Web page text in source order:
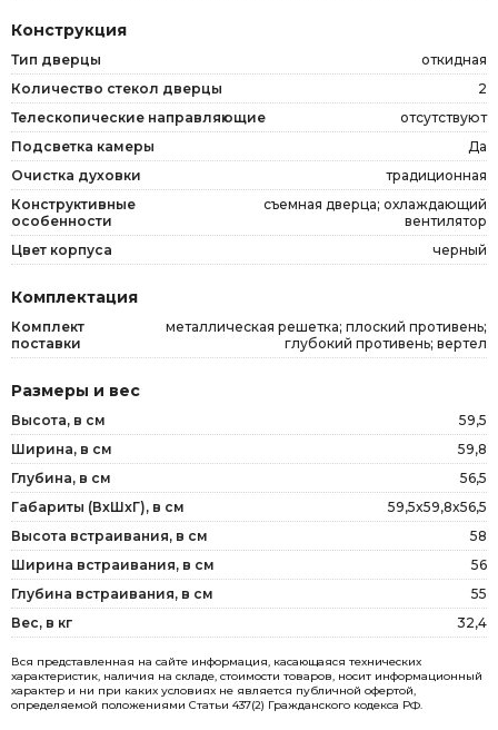
Конструкция
Тип дверцы
откидная
Количество стекол дверцы
2
Телескопические направляющие
отсутствуют
Подсветка камеры
Да
Очистка духовки
традиционная
Конструктивные
особенности
съемная дверца; охлаждающий
вентилятор
Цвет корпуса
черный
Комплектация
Комплект
поставки
металлическая решетка; плоский противень;
глубокий противень; вертел
Размеры и вес
Высота, в см
59,5
Ширина, в см
59,8
Глубина, в см
56,5
Габариты (ВxШxГ), в см
59,5x59,8x56,5
Высота встраивания, в см
58
Ширина встраивания, в см
56
Глубина встраивания, в см
55
Вес, в кг
32,4
Вся представленная на сайте информация, касающаяся технических
характеристик, наличия на складе, стоимости товаров, носит информационный
характер и ни при каких условиях не является публичной офертой,
определяемой положениями Статьи 437(2) Гражданского кодекса РФ.